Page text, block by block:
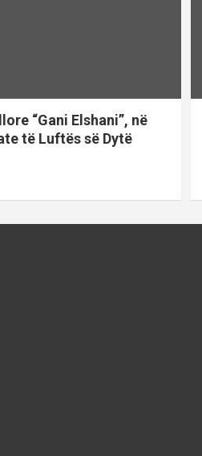
“Gani Elshani”, në
të Luftës së Dytë